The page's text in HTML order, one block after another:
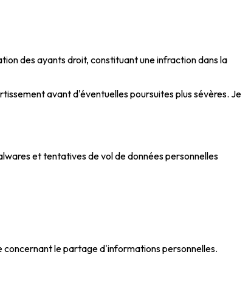
des ayants droit, constituant une infraction dans la
avant d'éventuelles poursuites plus sévères. Je
et tentatives de vol de données personnelles
concernant le partage d'informations personnelles.